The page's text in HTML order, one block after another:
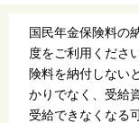
国民年金保険料の
度をご利用くださ
険料を納付しない
かりでなく、受給
受給できなくなる